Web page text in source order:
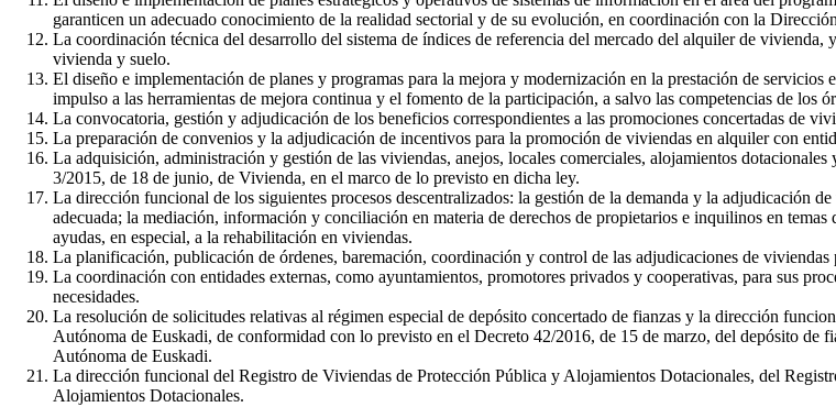
garanticen un adecuado conocimiento de la realidad sectorial y de su evolución, en coordinación con la
La coordinación técnica del desarrollo del sistema de índices de referencia del mercado del alquiler de
vivienda y suelo.
El diseño e implementación de planes y programas para la mejora y modernización en la prestación de
impulso a las herramientas de mejora continua y el fomento de la participación, a salvo las competencias de los
La convocatoria, gestión y adjudicación de los beneficios correspondientes a las promociones concertadas de
La preparación de convenios y la adjudicación de incentivos para la promoción de viviendas en alquiler con
La adquisición, administración y gestión de las viviendas, anejos, locales comerciales, alojamientos
3/2015, de 18 de junio, de Vivienda, en el marco de lo previsto en dicha ley.
La dirección funcional de los siguientes procesos descentralizados: la gestión de la demanda y la adjudicación
adecuada; la mediación, información y conciliación en materia de derechos de propietarios e inquilinos en
ayudas, en especial, a la rehabilitación en viviendas.
La planificación, publicación de órdenes, baremación, coordinación y control de las adjudicaciones de viviendas
La coordinación con entidades externas, como ayuntamientos, promotores privados y cooperativas, para sus
necesidades.
La resolución de solicitudes relativas al régimen especial de depósito concertado de fianzas y la dirección
Autónoma de Euskadi, de conformidad con lo previsto en el Decreto 42/2016, de 15 de marzo, del depósito de
Autónoma de Euskadi.
La dirección funcional del Registro de Viviendas de Protección Pública y Alojamientos Dotacionales, del
Alojamientos Dotacionales.